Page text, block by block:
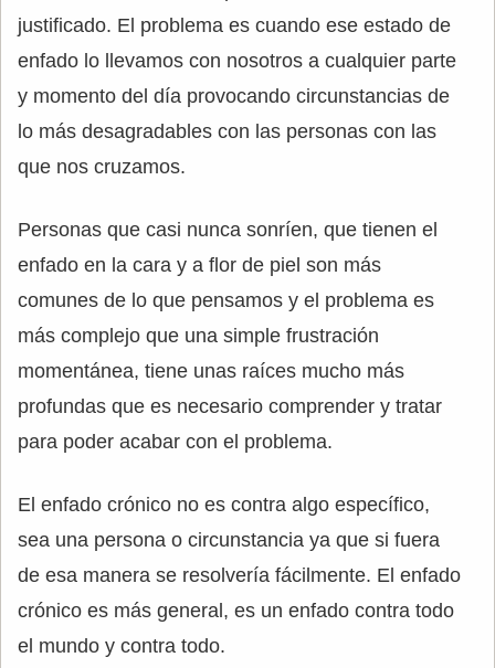
justificado. El problema es cuando ese estado de
enfado lo llevamos con nosotros a cualquier parte
y momento del día provocando circunstancias de
lo más desagradables con las personas con las
que nos cruzamos.
Personas que casi nunca sonríen, que tienen el
enfado en la cara y a flor de piel son más
comunes de lo que pensamos y el problema es
más complejo que una simple frustración
momentánea, tiene unas raíces mucho más
profundas que es necesario comprender y tratar
para poder acabar con el problema.
El enfado crónico no es contra algo específico,
sea una persona o circunstancia ya que si fuera
de esa manera se resolvería fácilmente. El enfado
crónico es más general, es un enfado contra todo
el mundo y contra todo.